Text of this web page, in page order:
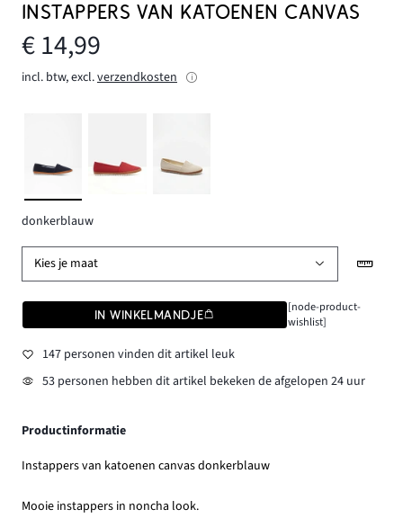
INSTAPPERS VAN KATOENEN CANVAS
€ 14,99
incl. btw, excl.verzendkosten
donkerblauw
Kies je maat
IN WINKELMANDJE
[node-product-
wishlist]
147 personen vinden dit artikel leuk
53 personen hebben dit artikel bekeken de afgelopen 24 uur
Productinformatie
Instappers van katoenen canvas donkerblauw
Mooie instappers in noncha look.